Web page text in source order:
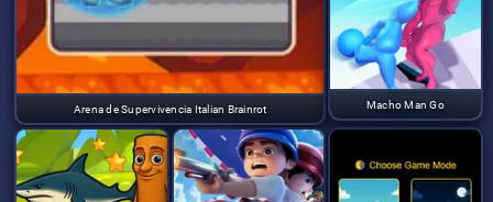
Arena de Supervivencia Italian Brainrot Macho Man Go